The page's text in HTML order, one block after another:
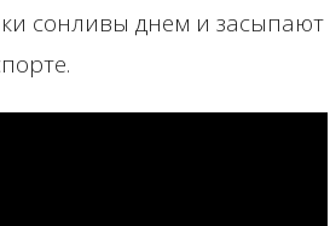
сонливы днем и засыпают